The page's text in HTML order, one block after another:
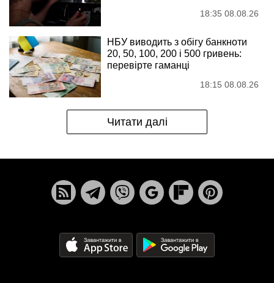
18:35 08.08.26
НБУ виводить з обігу банкноти
20, 50, 100, 200 і 500 гривень:
перевірте гаманці
18:15 08.08.26
Читати далі